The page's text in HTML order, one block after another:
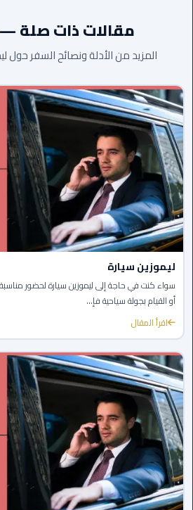
ليموزين
ليموزين
المعادي
ليموزين
العاشر
من
رمضان
ليموزين
الزمالك
ليموزين
المهندسين
ليموزين
مصر
الجديدة
ليموزين
مدينة
نصر
ليموزين
القاهرة
مقالات ذات صلة
المزيد من الأدلة ونصائح السفر حول
ليموزين سيارة
سواء كنت في حاجة إلى ليموزين سيارة لحضور
أو القيام بجولة سياحية فإ...
اقرأ المقال